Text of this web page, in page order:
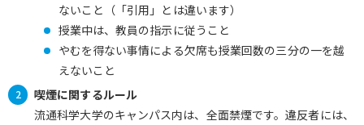
ないこと（「引用」とは違います）
授業中は、教員の指示に従うこと
やむを得ない事情による欠席も授業回数の三分の一を越
えないこと
喫煙に関するルール
流通科学大学のキャンパス内は、全面禁煙です。違反者には、